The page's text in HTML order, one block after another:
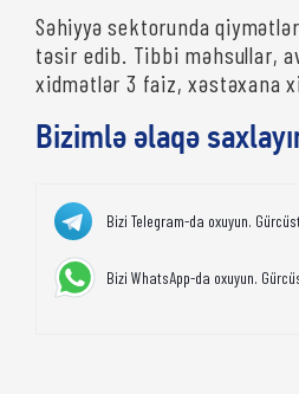
Səhiyyə sektorunda
təsir edib. Tibbi məhsullar,
xidmətlər 3 faiz, xəstəxana
Bizimlə əlaqə
Bizi Telegram-da oxuyun.
Bizi WhatsApp-da oxuyun.